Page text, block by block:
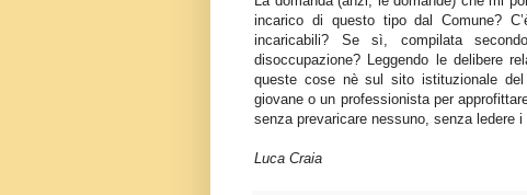
incarico di questo tipo dal Comune?
incaricabili? Se sì, compilata
disoccupazione? Leggendo le delibere
queste cose nè sul sito istituzionale
giovane o un professionista per
senza prevaricare nessuno, senza ledere i
Luca Craia